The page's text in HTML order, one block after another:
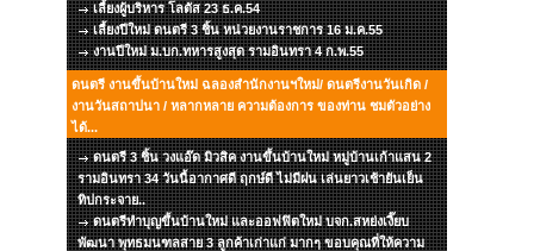
เลี้ยงผู้บริหาร โลตัส 23 ธ.ค.54
เลี้ยงปีใหม่ ดนตรี 3 ชิ้น หน่วยงานราชการ 16 ม.ค.55
งานปีใหม่ ม.บก.ทหารสูงสุด รามอินทรา 4 ก.พ.55
ดนตรี งานขึ้นบ้านใหม่ ฉลองสำนักงานฯใหม่/ ดนตรีงานวันเกิด /
งานวันสถาปนา / หลากหลาย ความต้องการ ของท่าน ชมตัวอย่าง
ได้...
ดนตรี 3 ชิ้น วงแอ๊ด มิวสิค งานขึ้นบ้านใหม่ หมู่บ้านเก้าแสน 2
รามอินทรา 34 วันนี้อากาศดี ฤกษ์ดี ไม่มีฝน เล่นยาวเช้ายันเย็น
ทิปกระจาย..
ดนตรีทำบุญขึ้นบ้านใหม่ และออฟฟิตใหม่ บจก.สหย่งเงี๊ยบ
พัฒนา พุทธมนฑลสาย 3 ลูกค้าเก่าแก่ มากๆ ขอบคุณที่ให้ความ